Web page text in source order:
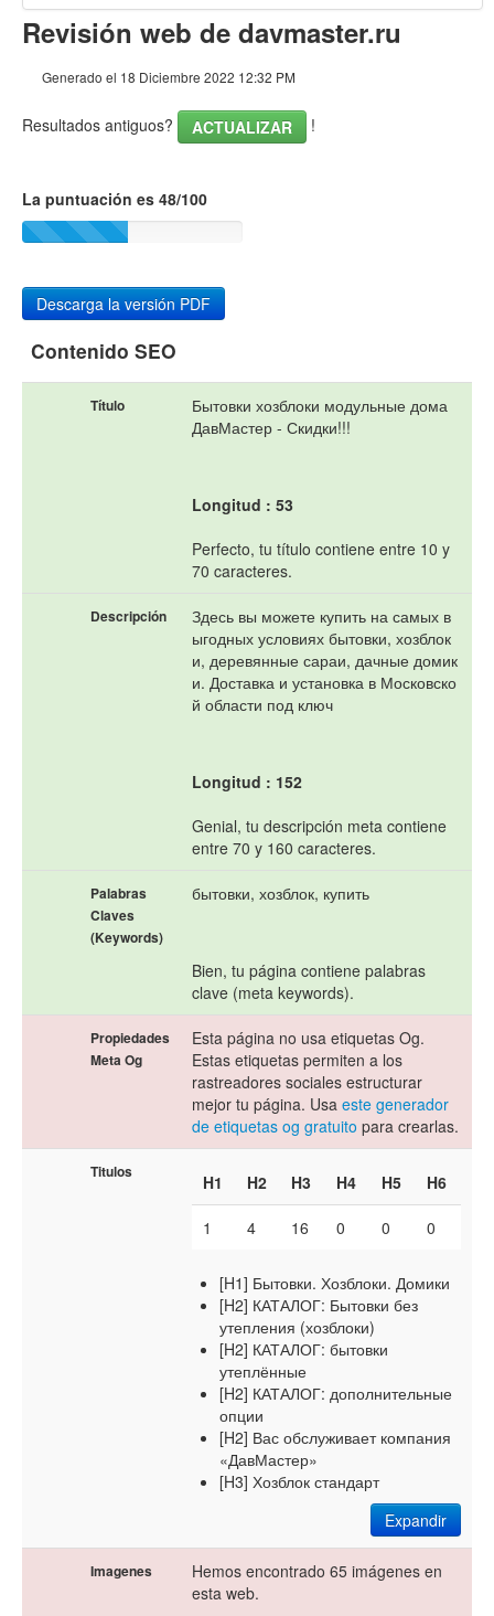
PageSpeed Insights
Revisión web de davmaster.ru
Generado el 18 Diciembre 2022 12:32 PM
Resultados antiguos? ACTUALIZAR !
La puntuación es 48/100
Descarga la versión PDF
Contenido SEO
Título
Бытовки хозблоки модульные дома
ДавМастер - Скидки!!!
Longitud : 53
Perfecto, tu título contiene entre 10 y
70 caracteres.
Descripción
Здесь вы можете купить на самых в
ыгодных условиях бытовки, хозблок
и, деревянные сараи, дачные домик
и. Доставка и установка в Московско
й области под ключ
Longitud : 152
Genial, tu descripción meta contiene
entre 70 y 160 caracteres.
Palabras
Claves
(Keywords)
бытовки, хозблок, купить
Bien, tu página contiene palabras
clave (meta keywords).
Propiedades
Meta Og
Esta página no usa etiquetas Og.
Estas etiquetas permiten a los
rastreadores sociales estructurar
mejor tu página. Usa este generador
de etiquetas og gratuito para crearlas.
Titulos H1 H2 H3 H4 H5 H6
1 4 16 0 0 0
[H1] Бытовки. Хозблоки. Домики
[H2] КАТАЛОГ: Бытовки без
утепления (хозблоки)
[H2] КАТАЛОГ: бытовки
утеплённые
[H2] КАТАЛОГ: дополнительные
опции
[H2] Вас обслуживает компания
«ДавМастер»
[H3] Хозблок стандарт
Expandir
Imagenes
Hemos encontrado 65 imágenes en
esta web.